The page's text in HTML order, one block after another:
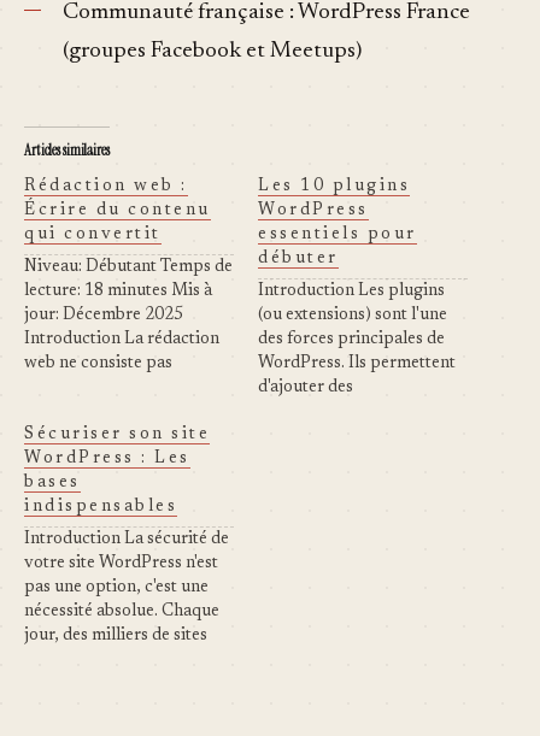
Communauté française : WordPress France
(groupes Facebook et Meetups)
Articles similaires
Rédaction web :
Écrire du contenu
qui convertit
Niveau: Débutant Temps de
lecture: 18 minutes Mis à
jour: Décembre 2025
Introduction La rédaction
web ne consiste pas
attire, engage et convertit
vos visiteurs en clients. Ce
guide vous apprend les
techniques éprouvées pour
rédiger du contenu
performant qui…
Les 10 plugins
WordPress
essentiels pour
débuter
Introduction Les plugins
(ou extensions) sont l'une
des forces principales de
WordPress. Ils permettent
d'ajouter des
Sécuriser son site
WordPress : Les
bases
indispensables
Introduction La sécurité de
votre site WordPress n'est
pas une option, c'est une
nécessité absolue. Chaque
jour, des milliers de sites